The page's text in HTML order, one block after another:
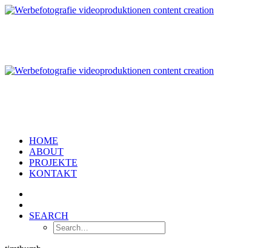
HOME
ABOUT
PROJEKTE
KONTAKT
SEARCH